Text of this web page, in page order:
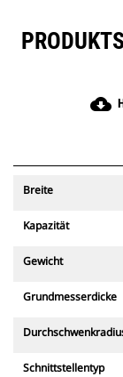
cloud_download
Breite
Kapazität
Gewicht
Grundmesserdicke
Schnittstellentyp